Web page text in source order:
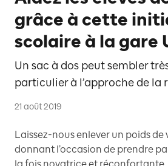
grâce à cette
scolaire à la gare
Un sac à dos peut sembler
particulier à l’approche de la
21 août 2019
Laissez-nous enlever un poids de
donnant l’occasion de prendre